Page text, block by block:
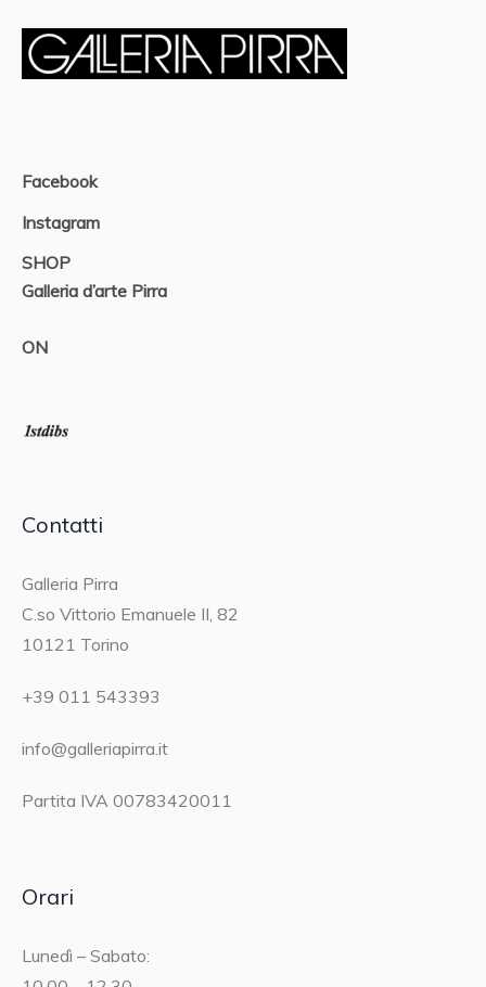
Facebook
Instagram
SHOP
Galleria d’arte Pirra
ON
Contatti
Galleria Pirra
C.so Vittorio Emanuele II, 82
10121 Torino
+39 011 543393
info@galleriapirra.it
Partita IVA 00783420011
Orari
Lunedì – Sabato: